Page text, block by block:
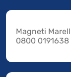
Magneti
0800 0191638